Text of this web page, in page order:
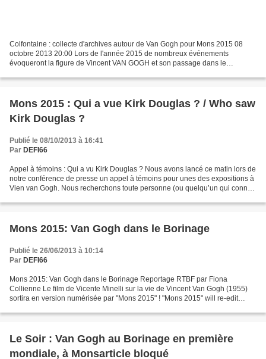
Colfontaine : collecte d'archives autour de Van Gogh pour Mons 2015 08
octobre 2013 20:00 Lors de l'année 2015 de nombreux événements
évoqueront la figure de Vincent VAN GOGH et son passage dans le
Mons 2015 : Qui a vue Kirk Douglas ? / Who saw
Kirk Douglas ?
Publié le 08/10/2013 à 16:41
Par DEFI66
Appel à témoins : Qui a vu Kirk Douglas ? Nous avons lancé ce matin lors de
notre conférence de presse un appel à témoins pour unes des expositions à
Vien van Gogh. Nous recherchons toute personne (ou quelqu’un qui connait
Mons 2015: Van Gogh dans le Borinage
Publié le 26/06/2013 à 10:14
Par DEFI66
Mons 2015: Van Gogh dans le Borinage Reportage RTBF par Fiona
Collienne Le film de Vicente Minelli sur la vie de Vincent Van Gogh (1955)
sortira en version numérisée par "Mons 2015" ! "Mons 2015" will re-edit
Le Soir : Van Gogh au Borinage en première
mondiale, à Monsarticle bloqué